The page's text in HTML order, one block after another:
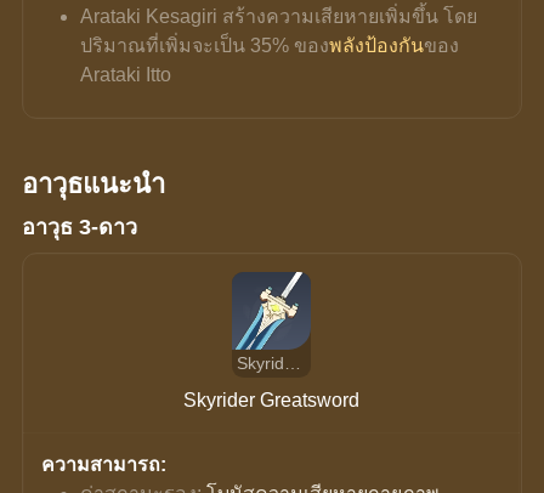
Arataki Kesagiri สร้างความเสียหายเพิ่มขึ้น โดย
ปริมาณที่เพิ่มจะเป็น 35% ของพลังป้องกันของ
Arataki Itto
อาวุธแนะนำ
อาวุธ 3-ดาว
Skyrider Greatsword
ความสามารถ: